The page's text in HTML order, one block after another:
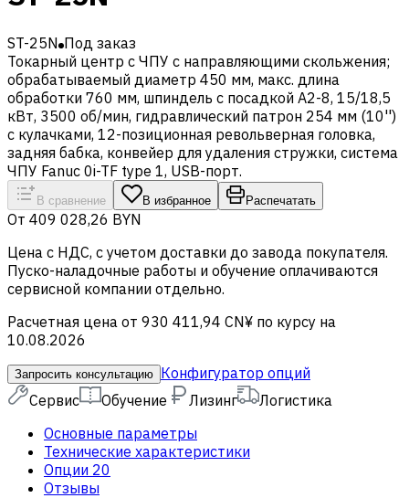
ST-25N Под заказ
Токарный центр с ЧПУ с направляющими скольжения;
обрабатываемый диаметр 450 мм, макс. длина
обработки 760 мм, шпиндель с посадкой A2-8, 15/18,5
кВт, 3500 об/мин, гидравлический патрон 254 мм (10'')
с кулачками, 12-позиционная револьверная головка,
задняя бабка, конвейер для удаления стружки, система
ЧПУ Fanuc 0i-TF type 1, USB-порт.
В сравнение В избранное Распечатать
От 409 028,26 BYN
Цена c НДС, с учетом доставки до завода покупателя.
Пуско-наладочные работы и обучение оплачиваются
сервисной компании отдельно.
Расчетная цена от 930 411,94 CN¥ по курсу на
10.08.2026
Запросить консультацию Конфигуратор опций
Сервис
Обучение Лизинг
Логистика
Основные параметры
Технические характеристики
Опции 20
Отзывы